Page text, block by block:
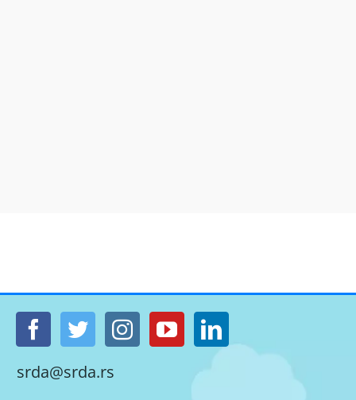
srda@srda.rs